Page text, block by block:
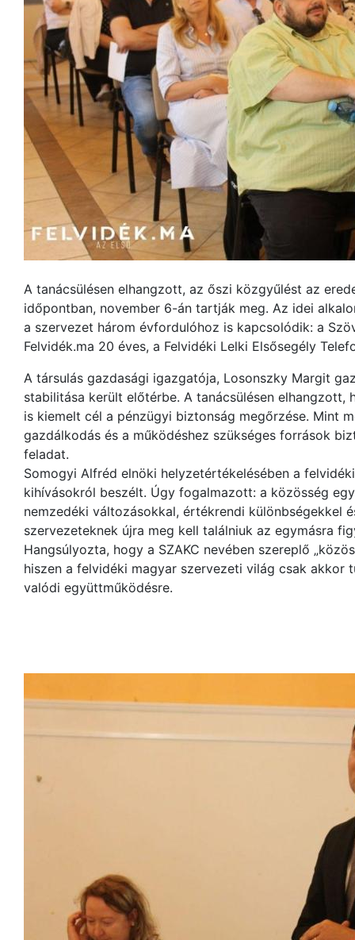
A tanácsülésen elhangzott, az őszi közgyűlést az
időpontban, november 6-án tartják meg. Az idei
a szervezet három évfordulóhoz is kapcsolódik: a
Felvidék.ma 20 éves, a Felvidéki Lelki Elsősegély
A társulás gazdasági igazgatója, Losonszky Margit
stabilitása került előtérbe. A tanácsülésen elhangzott,
is kiemelt cél a pénzügyi biztonság megőrzése. Mint
gazdálkodás és a működéshez szükséges források
feladat.
Somogyi Alfréd elnöki helyzetértékelésében a
kihívásokról beszélt. Úgy fogalmazott: a közösség
nemzedéki változásokkal, értékrendi különbségekkel
szervezeteknek újra meg kell találniuk az egymásra
Hangsúlyozta, hogy a SZAKC nevében szereplő
hiszen a felvidéki magyar szervezeti világ csak akkor
valódi együttműködésre.